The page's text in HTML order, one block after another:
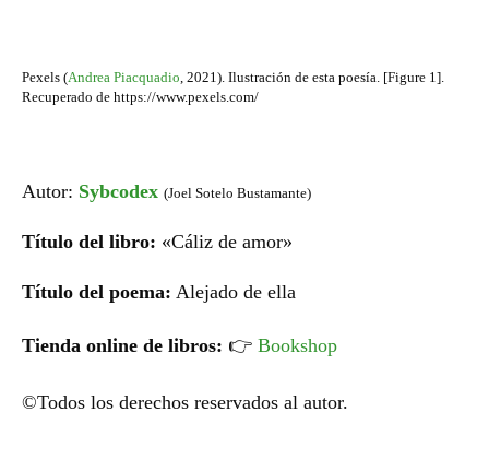
Pexels (Andrea Piacquadio 2021). Ilustración de esta poesía. [Figure 1].
Recuperado de https://www.pexels.com/
Autor: Sybcodex (Joel Sotelo Bustamante)
Título del libro: «Cáliz de amor»
Título del poema: Alejado de ella
Tienda online de libros: 👉 Bookshop
©Todos los derechos reservados al autor.